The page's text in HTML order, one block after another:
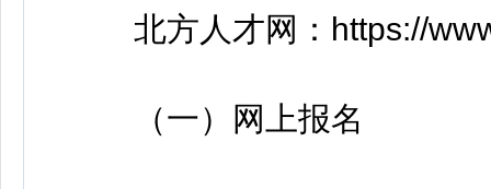
北方人才网：https://
（一）网上报名